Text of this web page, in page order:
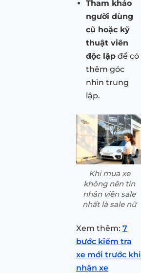
Tham khảo
người dùng
cũ hoặc kỹ
thuật viên
độc lập để có
thêm góc
nhìn trung
lập.
Khi mua xe
không nên tin
nhân viên sale
nhất là sale nữ
Xem thêm: 7
bước kiểm tra
xe mới trước khi
nhận xe